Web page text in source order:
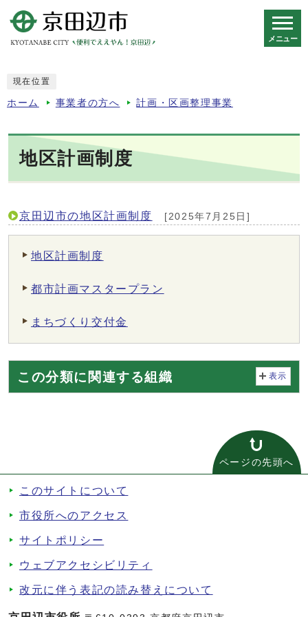
メニュー
現在位置
ホーム 事業者の方へ 計画・区画整理事業
地区計画制度
京田辺市の地区計画制度 [2025年7月25日]
地区計画制度
都市計画マスタープラン
まちづくり交付金
この分類に関連する組織 表示
ページの先頭へ
このサイトについて
市役所へのアクセス
サイトポリシー
ウェブアクセシビリティ
改元に伴う表記の読み替えについて